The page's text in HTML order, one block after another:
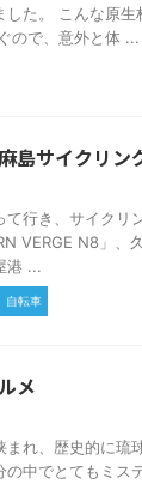
した。 こんな原
ので、意外と体 ...
島サイクリン
て行き、サイクリ
VERGE N8」、
港 ...
自転車
メ
れ、歴史的に琉
中でとてもミス